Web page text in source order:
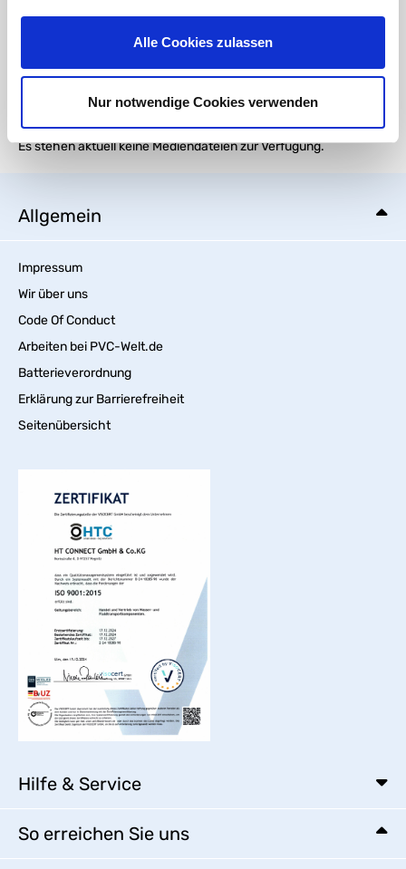
Alle Cookies zulassen
Nur notwendige Cookies verwenden
Medien
Es stehen aktuell keine Mediendateien zur Verfügung.
Allgemein
Impressum
Wir über uns
Code Of Conduct
Arbeiten bei PVC-Welt.de
Batterieverordnung
Erklärung zur Barrierefreiheit
Seitenübersicht
Hilfe & Service
So erreichen Sie uns